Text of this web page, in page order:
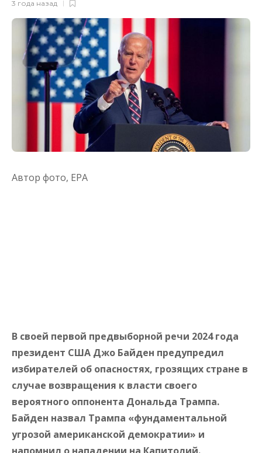
3 года назад
Автор фото, EPA
В своей первой предвыборной речи 2024 года
президент США Джо Байден предупредил
избирателей об опасностях, грозящих стране в
случае возвращения к власти своего
вероятного оппонента Дональда Трампа.
Байден назвал Трампа «фундаментальной
угрозой американской демократии» и